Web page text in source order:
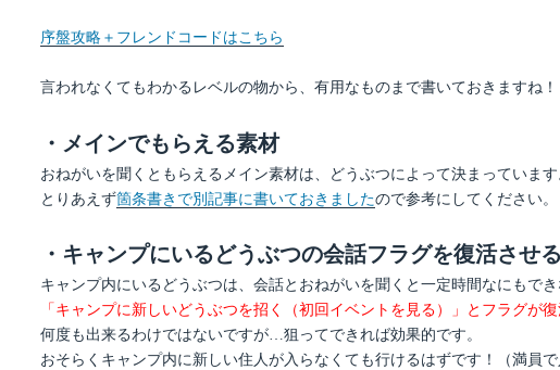
序盤攻略＋フレンドコードはこちら
言われなくてもわかるレベルの物から、有用なものまで書いておきますね！
・メインでもらえる素材
おねがいを聞くともらえるメイン素材は、どうぶつによって決まっていま
とりあえず箇条書きで別記事に書いておきましたので参考にしてください。
・キャンプにいるどうぶつの会話フラグを復活させる
キャンプ内にいるどうぶつは、会話とおねがいを聞くと一定時間なにもでき
「キャンプに新しいどうぶつを招く（初回イベントを見る）」とフラグが復
何度も出来るわけではないですが…狙ってできれば効果的です。
おそらくキャンプ内に新しい住人が入らなくても行けるはずです！（満員で